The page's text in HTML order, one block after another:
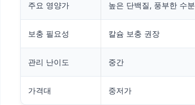
주요 영양가 높은 단백질, 풍부한 수분
보충 필요성 칼슘 보충 권장
관리 난이도 중간
가격대 중저가